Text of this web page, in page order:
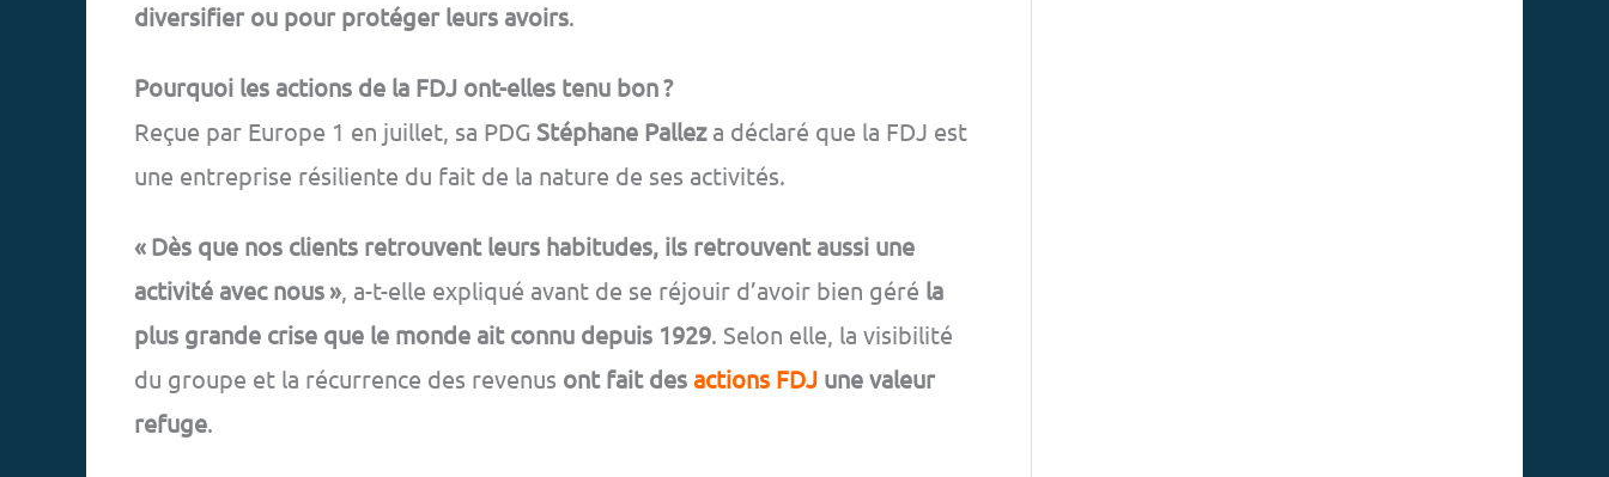
diversifier ou pour protéger leurs avoirs.
Pourquoi les actions de la FDJ ont-elles tenu bon ?
Reçue par Europe 1 en juillet, sa PDG Stéphane Palleza déclaré que la FDJ est
une entreprise résiliente du fait de la nature de ses activités.
« Dès que nos clients retrouvent leurs habitudes, ils retrouvent aussi une
activité avec nous », a-t-elle expliqué avant de se réjouir d’avoir bien géré la
plus grande crise que le monde ait connu depuis 1929. Selon elle, la visibilité
du groupe et la récurrence des revenus ont fait des actions FDJ une valeur
refuge.